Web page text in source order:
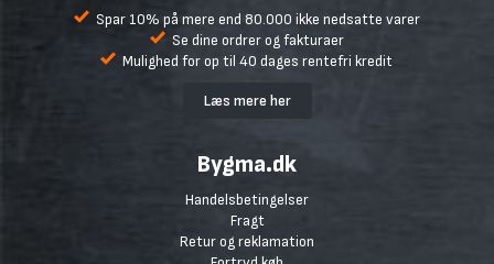
Spar 10% på mere end 80.000 ikke nedsatte varer
Se dine ordrer og fakturaer
Mulighed for op til 40 dages rentefri kredit
Læs mere her
Bygma.dk
Handelsbetingelser
Fragt
Retur og reklamation